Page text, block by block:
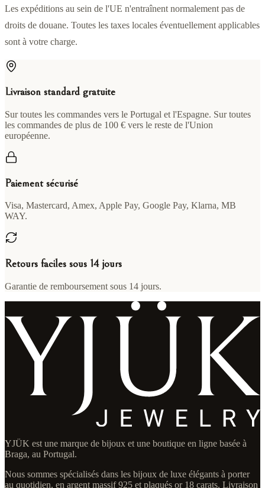
Les expéditions au sein de l'UE n'entraînent normalement pas de
droits de douane. Toutes les taxes locales éventuellement applicables
sont à votre charge.
Livraison standard gratuite
Sur toutes les commandes vers le Portugal et l'Espagne. Sur toutes
les commandes de plus de 100 € vers le reste de l'Union
européenne.
Paiement sécurisé
Visa, Mastercard, Amex, Apple Pay, Google Pay, Klarna, MB
WAY.
Retours faciles sous 14 jours
Garantie de remboursement sous 14 jours.
YJÜK est une marque de bijoux et une boutique en ligne basée à
Braga, au Portugal.
Nous sommes spécialisés dans les bijoux de luxe élégants à porter
au quotidien, en argent massif 925 et plaqués or 18 carats. Livraison